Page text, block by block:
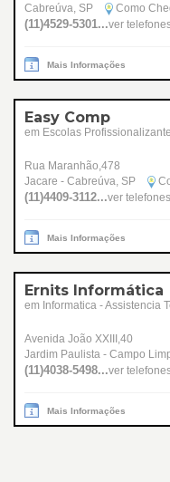
Cabreúva, SP
Como
(11)4529-5301...ver
Mais Informações
Easy Comp
em Escolas
Rua Maranhão,478
Jacare - Cabreúva, SP
(11)4409-3112...ver telefones
Mais Informações
Ernits Informática
em Informatica - Assistencia
Avenida João XXIII,40
Jardim Paulista - Campo
(11)4038-5498...ver
Mais Informações